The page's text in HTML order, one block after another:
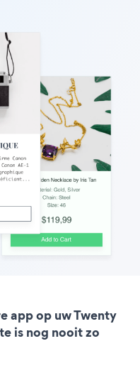
app op uw Twenty
is nog nooit zo